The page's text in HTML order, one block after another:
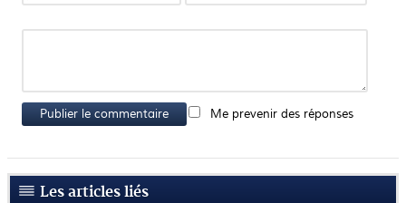
Publier le commentaire Me prevenir des réponses
Les articles liés